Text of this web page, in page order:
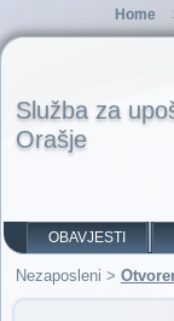
Služba za
Orašje
OBAVJESTI
Nezaposleni >
Home